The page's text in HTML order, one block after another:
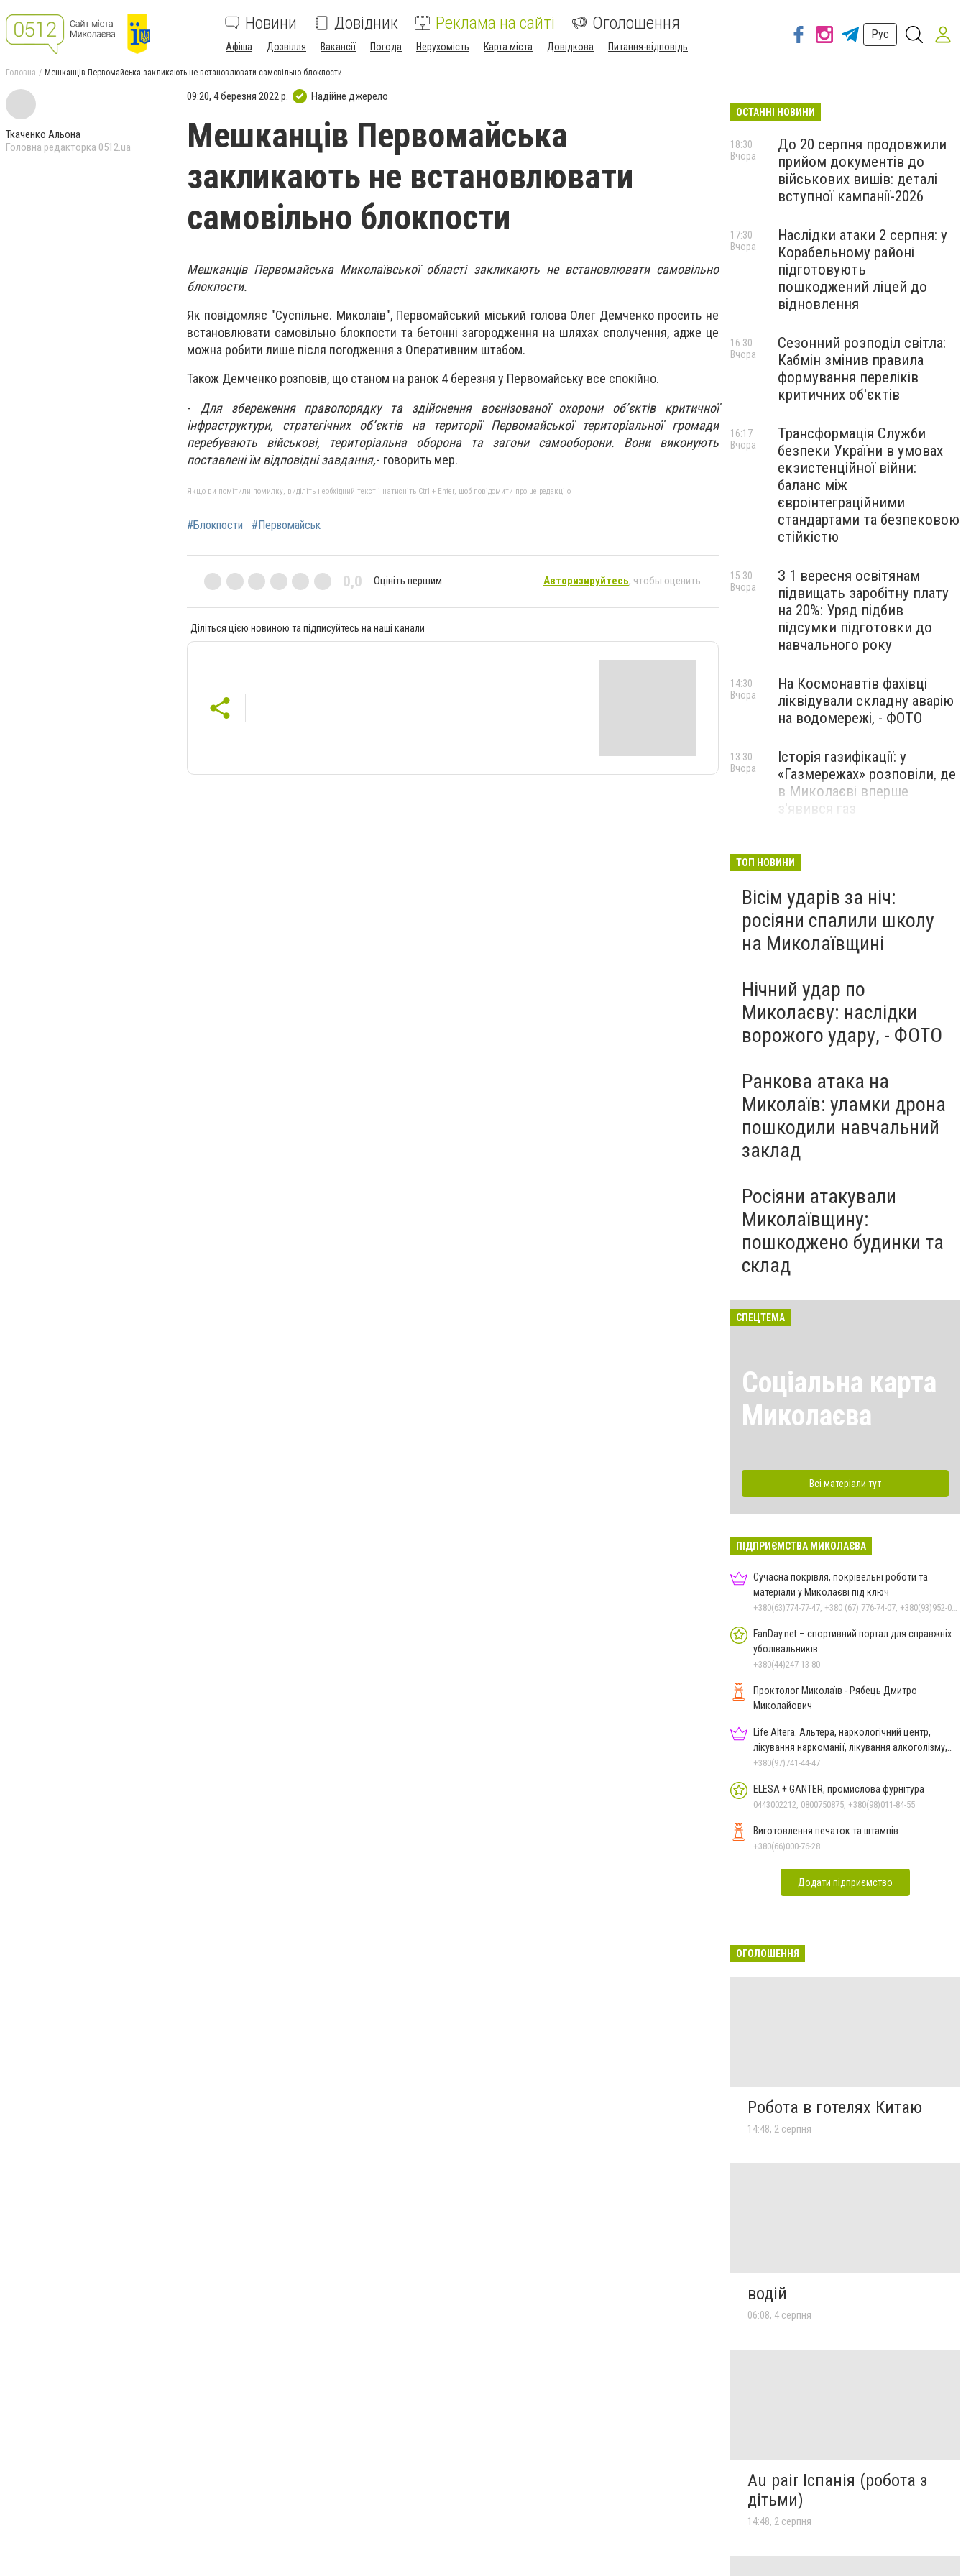
Новини Довідник Реклама на сайті Оголошення
Афіша Дозвілля Вакансії Погода Нерухомість Карта міста Довідкова Питання-відповідь
Рус
Головна Мешканців Первомайська закликають не встановлювати самовільно блокпости
Ткаченко Альона
Головна редакторка 0512.ua
09:20, 4 березня 2022 р. Надійне джерело
Мешканців Первомайська
закликають не встановлювати
самовільно блокпости
Мешканців Первомайська Миколаївської області закликають не встановлювати самовільно
блокпости.
Як повідомляє "Суспільне. Миколаїв", Первомайський міський голова Олег Демченко просить не
встановлювати самовільно блокпости та бетонні загородження на шляхах сполучення, адже це
можна робити лише після погодження з Оперативним штабом.
Також Демченко розповів, що станом на ранок 4 березня у Первомайську все спокійно.
- Для збереження правопорядку та здійснення воєнізованої охорони об’єктів критичної
інфраструктури, стратегічних об’єктів на території Первомайської територіальної громади
перебувають військові, територіальна оборона та загони самооборони. Вони виконують
поставлені їм відповідні завдання,- говорить мер.
Якщо ви помітили помилку, виділіть необхідний текст і натисніть Ctrl + Enter, щоб повідомити про це редакцію
#Блокпости #Первомайськ
0,0 Оцініть першим Авторизируйтесь, чтобы оценить
Діліться цією новиною та підписуйтесь на наші канали
ОСТАННІ НОВИНИ
До 20 серпня продовжили
прийом документів до
військових вишів: деталі
вступної кампанії-2026
18:30
Вчора
Наслідки атаки 2 серпня: у
Корабельному районі
підготовують
пошкоджений ліцей до
відновлення
17:30
Вчора
Сезонний розподіл світла:
Кабмін змінив правила
формування переліків
критичних об'єктів
16:30
Вчора
Трансформація Служби
безпеки України в умовах
екзистенційної війни:
баланс між
євроінтеграційними
стандартами та безпековою
стійкістю
16:17
Вчора
З 1 вересня освітянам
підвищать заробітну плату
на 20%: Уряд підбив
підсумки підготовки до
навчального року
15:30
Вчора
На Космонавтів фахівці
ліквідували складну аварію
на водомережі, - ФОТО
14:30
Вчора
Історія газифікації: у
«Газмережах» розповіли, де
в Миколаєві вперше
з'явився газ
13:30
Вчора
Миколаєві 2026: шукаємо
перезавантаження
ПАРТНЕРСЬКИЙ СПЕЦПРОЄКТ
Вчора
ТОП НОВИНИ
Вісім ударів за ніч:
росіяни спалили школу
на Миколаївщині
Нічний удар по
Миколаєву: наслідки
ворожого удару, - ФОТО
Ранкова атака на
Миколаїв: уламки дрона
пошкодили навчальний
заклад
Росіяни атакували
Миколаївщину:
пошкоджено будинки та
склад
СПЕЦТЕМА
Соціальна карта
Миколаєва
Всі матеріали тут
ПІДПРИЄМСТВА МИКОЛАЄВА
Сучасна покрівля, покрівельні роботи та
матеріали у Миколаєві під ключ
FanDay.net – спортивний портал для справжніх
уболівальників
+380(44)247-13-80
Проктолог Миколаїв - Рябець Дмитро
Миколайович
Life Altera. Альтера, наркологічний центр,
лікування наркоманії, лікування алкоголізму,
зняття ломки
+380(97)741-44-47
ELESA + GANTER, промислова фурнітура
0443002212, 0800750875, +380(98)011-84-55
Виготовлення печаток та штампів
+380(66)000-76-28
Додати підприємство
ОГОЛОШЕННЯ
Робота в готелях Китаю
14:48, 2 серпня
водій
06:08, 4 серпня
Au pair Іспанія (робота з
дітьми)
14:48, 2 серпня